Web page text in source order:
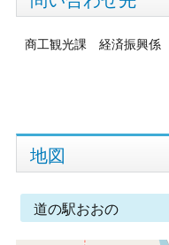
商工観光課 経済振興
地図
道の駅おおの